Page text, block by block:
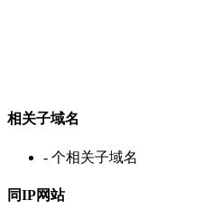
相关子域名
- 个相关子域名
同IP网站